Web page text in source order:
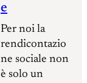
E
Per noi la
rendicontazio
ne sociale non
è solo un